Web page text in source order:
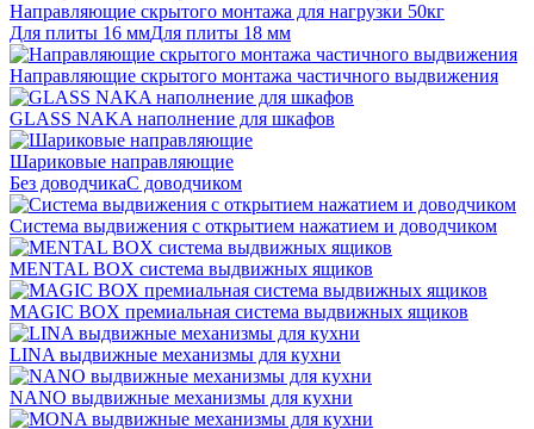
Направляющие скрытого монтажа для нагрузки 50кг
Для плиты 16 ммДля плиты 18 мм
Направляющие скрытого монтажа частичного выдвижения
GLASS NAKA наполнение для шкафов
Шариковые направляющие
Без доводчикаС доводчиком
Система выдвижения с открытием нажатием и доводчиком
MENTAL BOX система выдвижных ящиков
MAGIC BOX премиальная система выдвижных ящиков
LINA выдвижные механизмы для кухни
NANO выдвижные механизмы для кухни